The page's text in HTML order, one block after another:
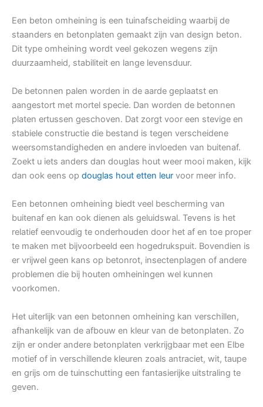
Een beton omheining is een tuinafscheiding waarbij de
staanders en betonplaten gemaakt zijn van design beton.
Dit type omheining wordt veel gekozen wegens zijn
duurzaamheid, stabiliteit en lange levensduur.
De betonnen palen worden in de aarde geplaatst en
aangestort met mortel specie. Dan worden de betonnen
platen ertussen geschoven. Dat zorgt voor een stevige en
stabiele constructie die bestand is tegen verscheidene
weersomstandigheden en andere invloeden van buitenaf.
Zoekt u iets anders dan douglas hout weer mooi maken, kijk
dan ook eens op douglas hout etten leur voor meer info.
Een betonnen omheining biedt veel bescherming van
buitenaf en kan ook dienen als geluidswal. Tevens is het
relatief eenvoudig te onderhouden door het af en toe proper
te maken met bijvoorbeeld een hogedrukspuit. Bovendien is
er vrijwel geen kans op betonrot, insectenplagen of andere
problemen die bij houten omheiningen wel kunnen
voorkomen.
Het uiterlijk van een betonnen omheining kan verschillen,
afhankelijk van de afbouw en kleur van de betonplaten. Zo
zijn er onder andere betonplaten verkrijgbaar met een Elbe
motief of in verschillende kleuren zoals antraciet, wit, taupe
en grijs om de tuinschutting een fantasierijke uitstraling te
geven.